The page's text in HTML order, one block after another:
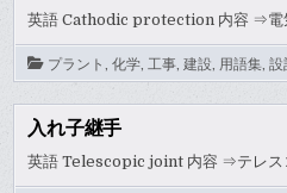
英語 Cathodic protection 内容 ⇒電
プラント ,化学 工事 ,建設 用語集 ,設
入れ子継手
英語 Telescopic joint 内容 ⇒テレス